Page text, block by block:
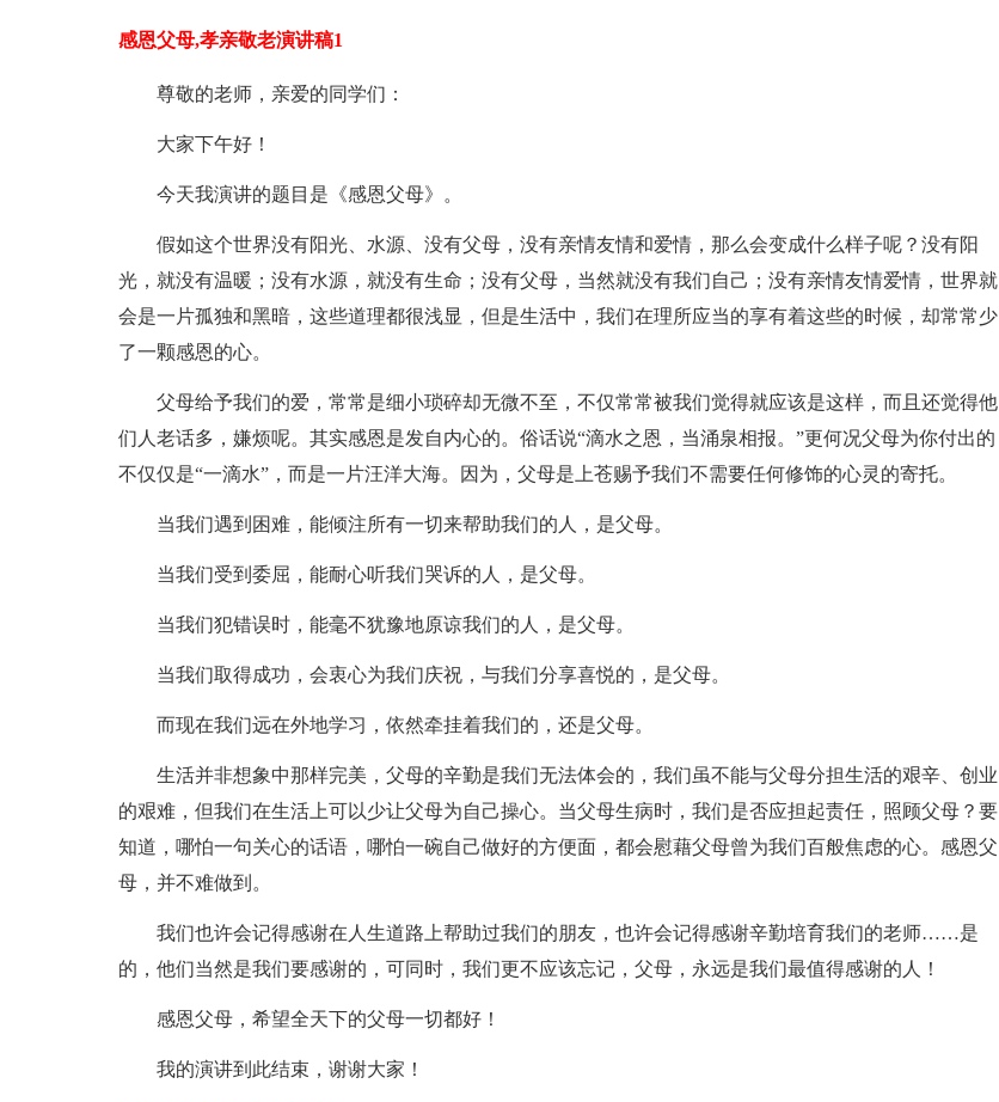
感恩父母,孝亲敬老演讲稿1
尊敬的老师，亲爱的同学们：
大家下午好！
今天我演讲的题目是《感恩父母》。
假如这个世界没有阳光、水源、没有父母，没有亲情友情和爱情，那么会变成什么样子呢？没有阳
光，就没有温暖；没有水源，就没有生命；没有父母，当然就没有我们自己；没有亲情友情爱情，世界就
会是一片孤独和黑暗，这些道理都很浅显，但是生活中，我们在理所应当的享有着这些的时候，却常常少
了一颗感恩的心。
父母给予我们的爱，常常是细小琐碎却无微不至，不仅常常被我们觉得就应该是这样，而且还觉得他
们人老话多，嫌烦呢。其实感恩是发自内心的。俗话说“滴水之恩，当涌泉相报。”更何况父母为你付出的
不仅仅是“一滴水”，而是一片汪洋大海。因为，父母是上苍赐予我们不需要任何修饰的心灵的寄托。
当我们遇到困难，能倾注所有一切来帮助我们的人，是父母。
当我们受到委屈，能耐心听我们哭诉的人，是父母。
当我们犯错误时，能毫不犹豫地原谅我们的人，是父母。
当我们取得成功，会衷心为我们庆祝，与我们分享喜悦的，是父母。
而现在我们远在外地学习，依然牵挂着我们的，还是父母。
生活并非想象中那样完美，父母的辛勤是我们无法体会的，我们虽不能与父母分担生活的艰辛、创业
的艰难，但我们在生活上可以少让父母为自己操心。当父母生病时，我们是否应担起责任，照顾父母？要
知道，哪怕一句关心的话语，哪怕一碗自己做好的方便面，都会慰藉父母曾为我们百般焦虑的心。感恩父
母，并不难做到。
我们也许会记得感谢在人生道路上帮助过我们的朋友，也许会记得感谢辛勤培育我们的老师……是
的，他们当然是我们要感谢的，可同时，我们更不应该忘记，父母，永远是我们最值得感谢的人！
感恩父母，希望全天下的父母一切都好！
我的演讲到此结束，谢谢大家！